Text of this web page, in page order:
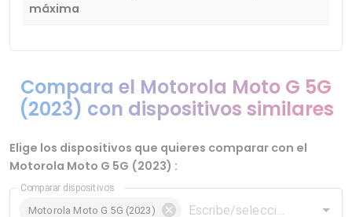
máxima
Compara el Motorola Moto G 5G
(2023) con dispositivos similares
Elige los dispositivos que quieres comparar con el
Motorola Moto G 5G (2023) :
Comparar dispositivos
Motorola Moto G 5G (2023)